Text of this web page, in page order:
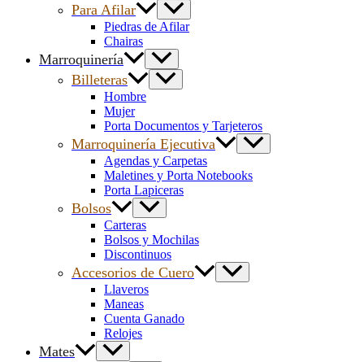
Para Afilar
Piedras de Afilar
Chairas
Marroquinería
Billeteras
Hombre
Mujer
Porta Documentos y Tarjeteros
Marroquinería Ejecutiva
Agendas y Carpetas
Maletines y Porta Notebooks
Porta Lapiceras
Bolsos
Carteras
Bolsos y Mochilas
Discontinuos
Accesorios de Cuero
Llaveros
Maneas
Cuenta Ganado
Relojes
Mates